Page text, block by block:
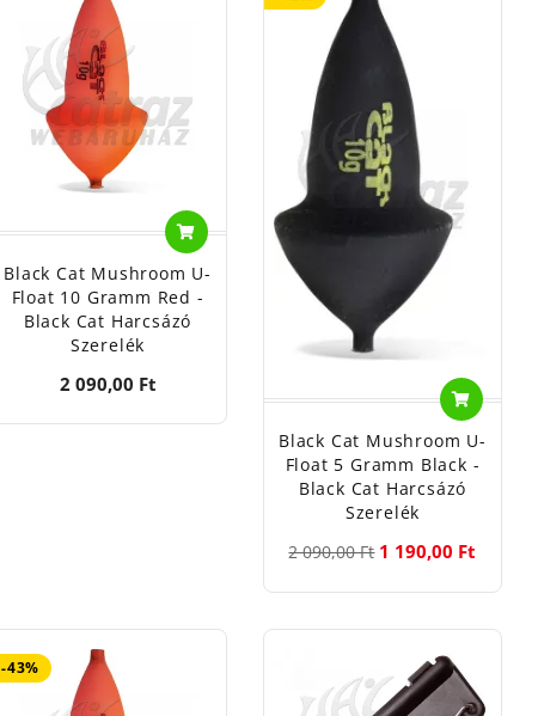
Black Cat Mushroom U-
Float 10 Gramm Red -
Black Cat Harcsázó
Szerelék
2 090,00 Ft
Black Cat Mushroom U-
Float 5 Gramm Black -
Black Cat Harcsázó
Szerelék
2 090,00 Ft 1 190,00 Ft
-43%